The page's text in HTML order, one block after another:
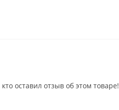
оставил отзыв об этом товаре!